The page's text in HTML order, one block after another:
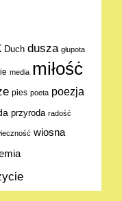
Duch dusza głupota
media miłośċ
pies poeta poezja
przyroda radość
wiosna